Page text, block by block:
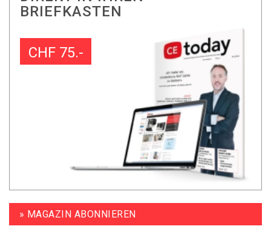
BRIEFKASTEN
CHF 75.-
» MAGAZIN ABONNIEREN